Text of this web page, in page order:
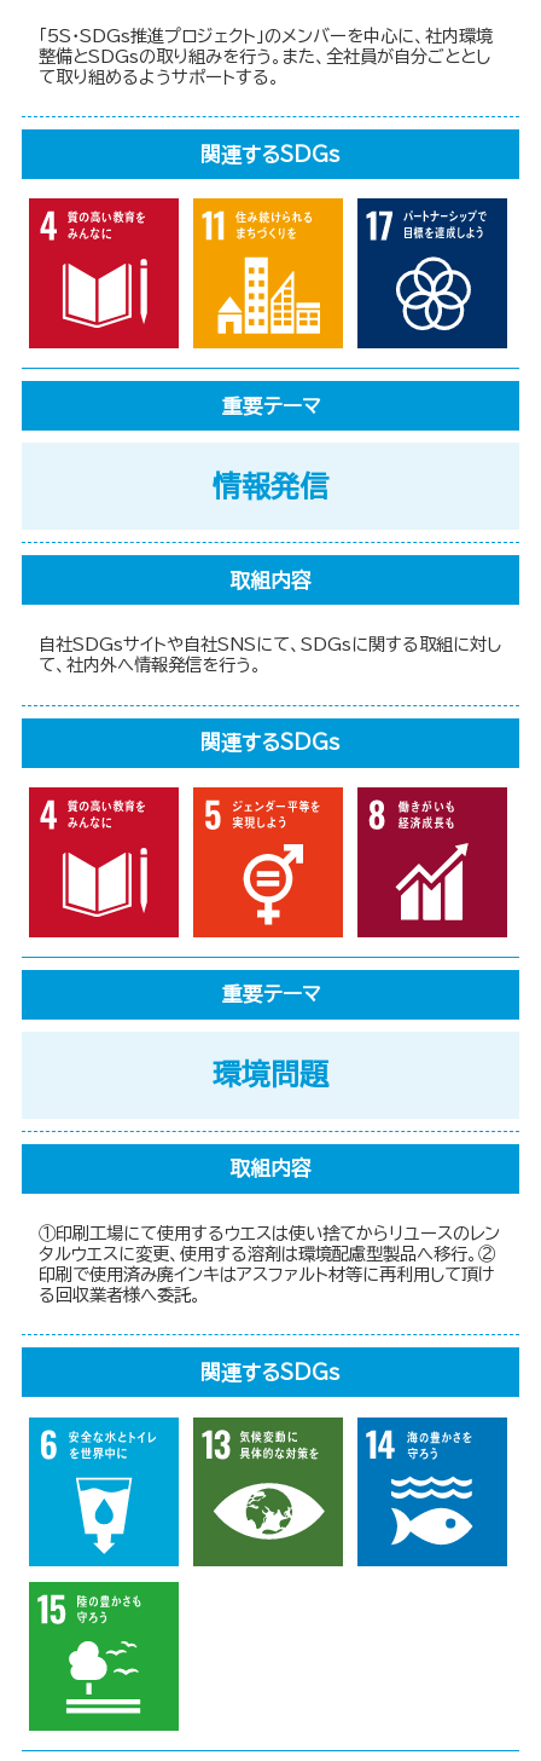
「5S・SDGs推進プロジェクト」のメンバーを中心に、社内環境
整備とSDGsの取り組みを行う。また、全社員が自分ごととし
て取り組めるようサポートする。
関連するSDGs
重要テーマ
情報発信
取組内容
自社SDGsサイトや自社SNSにて、SDGsに関する取組に対し
て、社内外へ情報発信を行う。
関連するSDGs
重要テーマ
環境問題
取組内容
①印刷工場にて使用するウエスは使い捨てからリユースのレン
タルウエスに変更、使用する溶剤は環境配慮型製品へ移行。②
印刷で使用済み廃インキはアスファルト材等に再利用して頂け
る回収業者様へ委託。
関連するSDGs